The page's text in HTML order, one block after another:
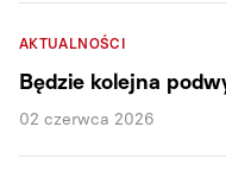
AKTUALNOŚCI
Będzie kolejna
02 czerwca 2026